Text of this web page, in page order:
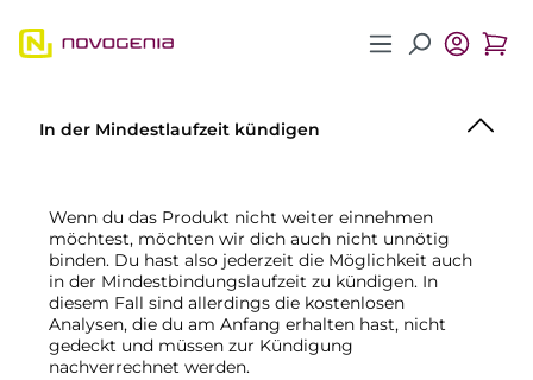
Zum Hauptinhalt springen
In der Mindestlaufzeit kündigen
Wenn du das Produkt nicht weiter einnehmen
möchtest, möchten wir dich auch nicht unnötig
binden. Du hast also jederzeit die Möglichkeit auch
in der Mindestbindungslaufzeit zu kündigen. In
diesem Fall sind allerdings die kostenlosen
Analysen, die du am Anfang erhalten hast, nicht
gedeckt und müssen zur Kündigung
nachverrechnet werden.